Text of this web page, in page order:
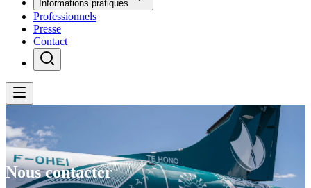
Informations pratiques
Professionnels
Presse
Contact
Nous contacter